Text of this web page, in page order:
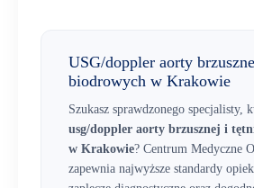
USG/doppler aorty
biodrowych w Krakowie
Szukasz sprawdzonego specjalisty,
usg/doppler aorty brzusznej i
w Krakowie? Centrum Medyczne
zapewnia najwyższe standardy